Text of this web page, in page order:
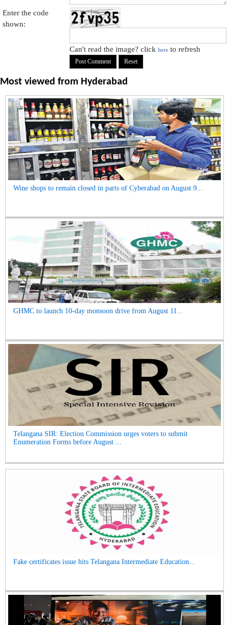
Enter the code
shown:
Can't read the image? clickhere to refresh
Most viewed from Hyderabad
Wine shops to remain closed in parts of Cyberabad on August 9...
GHMC to launch 10-day monsoon drive from August 11...
Telangana SIR: Election Commission urges voters to submit
Enumeration Forms before August ...
Fake certificates issue hits Telangana Intermediate Education...